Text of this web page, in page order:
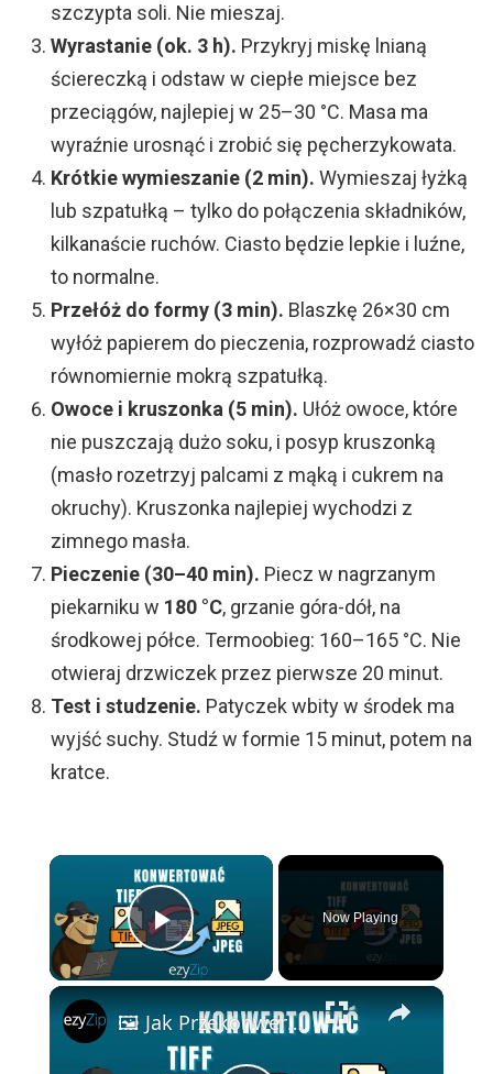
szczypta soli. Nie mieszaj.
Wyrastanie (ok. 3 h). Przykryj miskę lnianą
ściereczką i odstaw w ciepłe miejsce bez
przeciągów, najlepiej w 25–30 °C. Masa ma
wyraźnie urosnąć i zrobić się pęcherzykowata.
Krótkie wymieszanie (2 min). Wymieszaj łyżką
lub szpatułką – tylko do połączenia składników,
kilkanaście ruchów. Ciasto będzie lepkie i luźne,
to normalne.
Przełóż do formy (3 min). Blaszkę 26×30 cm
wyłóż papierem do pieczenia, rozprowadź ciasto
równomiernie mokrą szpatułką.
Owoce i kruszonka (5 min). Ułóż owoce, które
nie puszczają dużo soku, i posyp kruszonką
(masło rozetrzyj palcami z mąką i cukrem na
okruchy). Kruszonka najlepiej wychodzi z
zimnego masła.
Pieczenie (30–40 min). Piecz w nagrzanym
piekarniku w 180 °C, grzanie góra-dół, na
środkowej półce. Termoobieg: 160–165 °C. Nie
otwieraj drzwiczek przez pierwsze 20 minut.
Test i studzenie. Patyczek wbity w środek ma
wyjść suchy. Studź w formie 15 minut, potem na
kratce.
×
Play Video
Now Playing
×
🖼️ Jak Przekonwertować TIFF na JPEG Online za Darmo | Bez Instalacji Oprogramowania